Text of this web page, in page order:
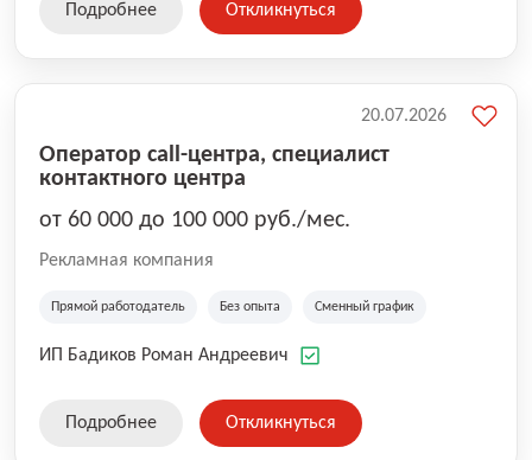
Подробнее Откликнуться
Оператор call-центра, специалист
контактного центра
от 60 000 до 100 000 руб./мес.
Рекламная компания
Прямой работодатель Без опыта Сменный график
ИП Бадиков Роман Андреевич
20.07.2026
Подробнее Откликнуться